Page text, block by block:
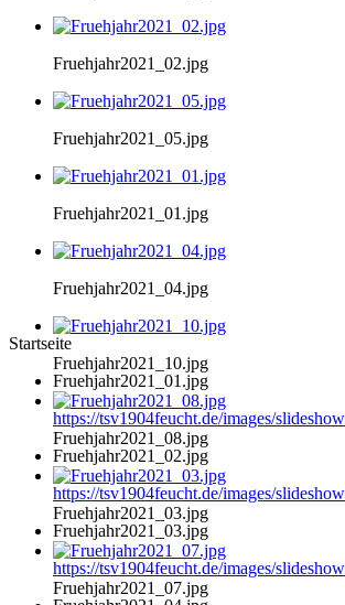
Fruehjahr2021_02.jpg
Fruehjahr2021_05.jpg
Fruehjahr2021_01.jpg
Fruehjahr2021_04.jpg
Fruehjahr2021_10.jpg
Fruehjahr2021_08.jpg
Fruehjahr2021_03.jpg
Fruehjahr2021_07.jpg
Startseite
Fruehjahr2021_01.jpg
https://tsv1904feucht.de/images/
Fruehjahr2021_02.jpg
https://tsv1904feucht.de/images/
Fruehjahr2021_03.jpg
https://tsv1904feucht.de/images/